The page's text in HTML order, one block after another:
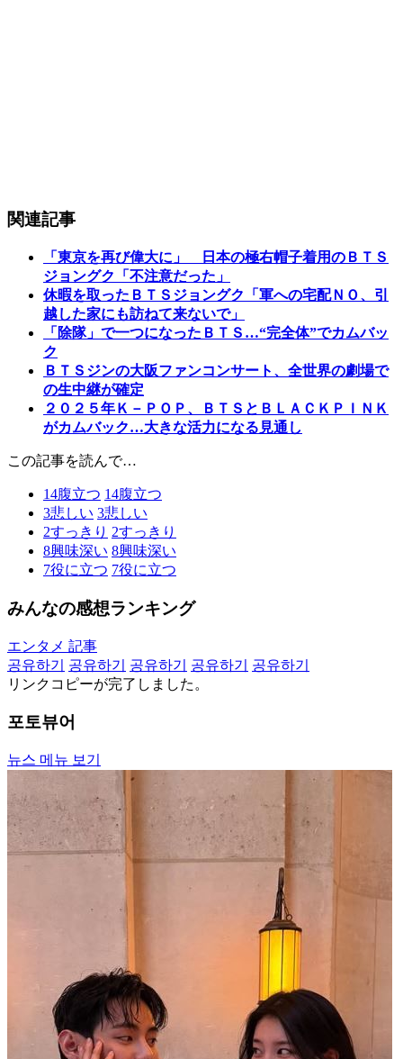
関連記事
「東京を再び偉大に」 日本の極右帽子着用のＢＴＳ
ジョングク「不注意だった」
休暇を取ったＢＴＳジョングク「軍への宅配ＮＯ、引
越した家にも訪ねて来ないで」
「除隊」で一つになったＢＴＳ…“完全体”でカムバッ
ク
ＢＴＳジンの大阪ファンコンサート、全世界の劇場で
の生中継が確定
２０２５年Ｋ－ＰＯＰ、ＢＴＳとＢＬＡＣＫＰＩＮＫ
がカムバック…大きな活力になる見通し
この記事を読んで…
14腹立つ 14腹立つ
3悲しい 3悲しい
2すっきり 2すっきり
8興味深い 8興味深い
7役に立つ 7役に立つ
みんなの感想ランキング
エンタメ 記事
공유하기
공유하기 공유하기 공유하기
공유하기
リンクコピーが完了しました。
포토뷰어
뉴스 메뉴 보기